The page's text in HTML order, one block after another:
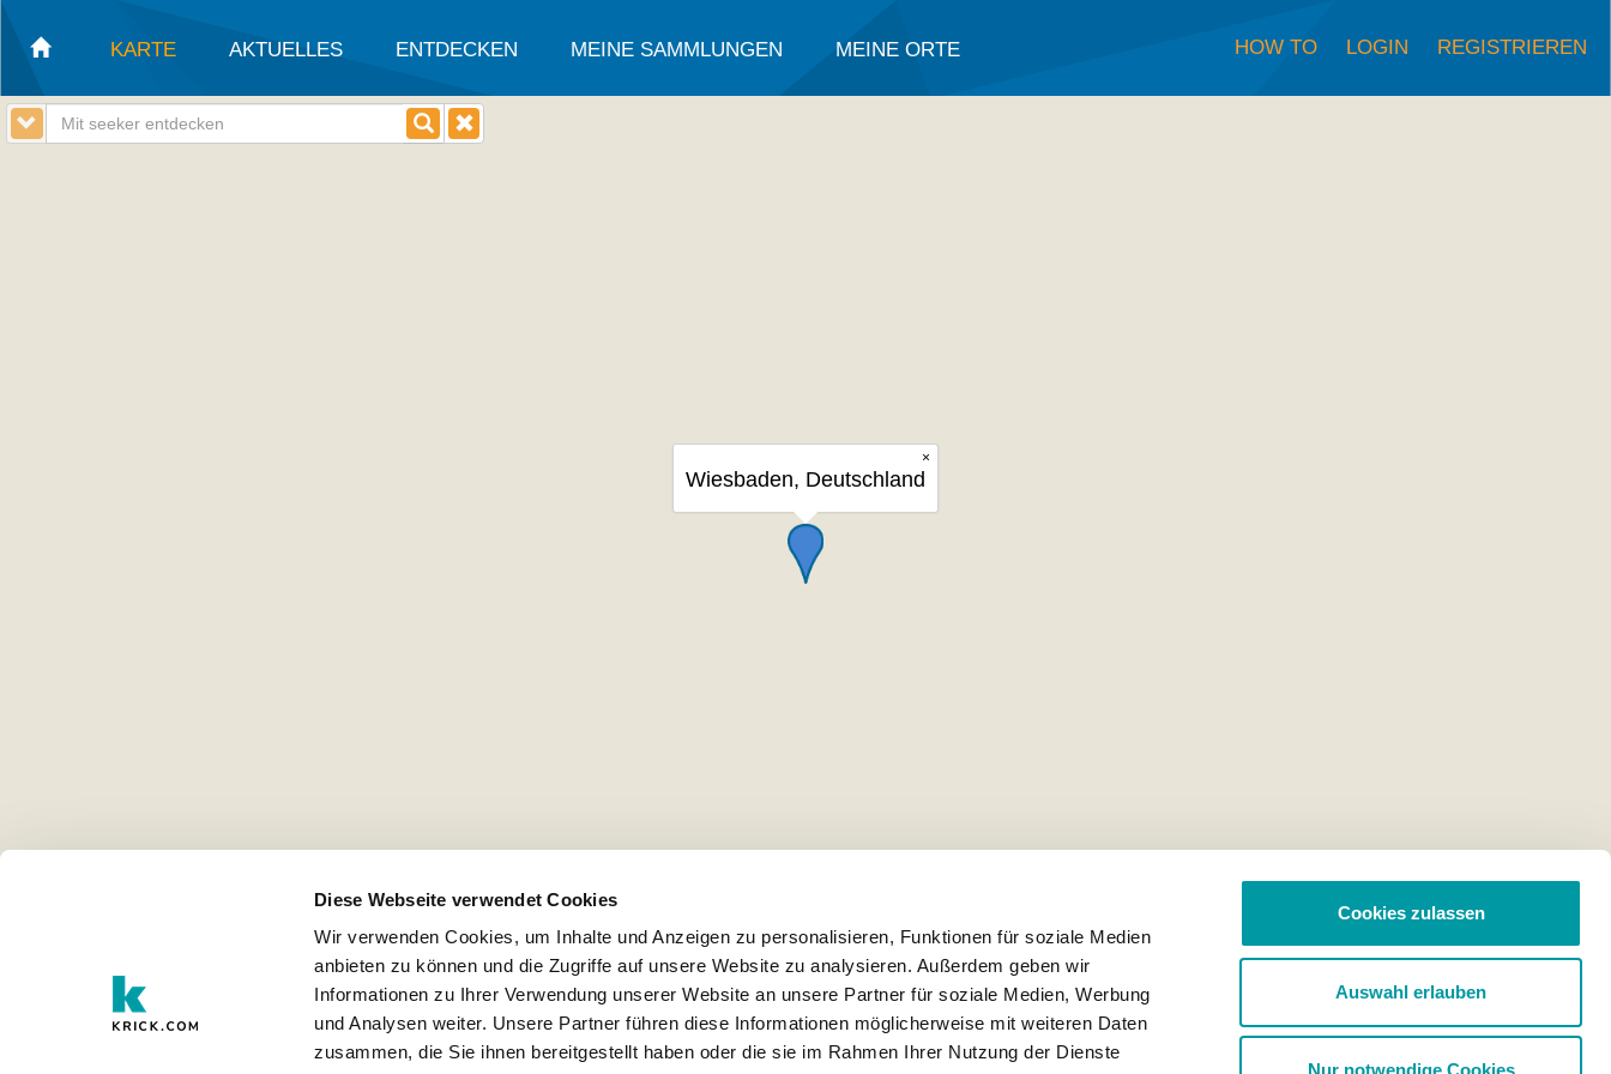
Diese Webseite verwendet Cookies
Wir verwenden Cookies, um Inhalte und Anzeigen zu personalisieren, Funktionen für soziale Medien
anbieten zu können und die Zugriffe auf unsere Website zu analysieren. Außerdem geben wir
Informationen zu Ihrer Verwendung unserer Website an unsere Partner für soziale Medien, Werbung
und Analysen weiter. Unsere Partner führen diese Informationen möglicherweise mit weiteren Daten
zusammen, die Sie ihnen bereitgestellt haben oder die sie im Rahmen Ihrer Nutzung der Dienste
Cookies zulassen
Auswahl erlauben
Nur notwendige Cookies
KARTE AKTUELLES ENTDECKEN MEINE SAMMLUNGEN MEINE ORTE HOW TO LOGIN REGISTRIEREN
×
Wiesbaden, Deutschland